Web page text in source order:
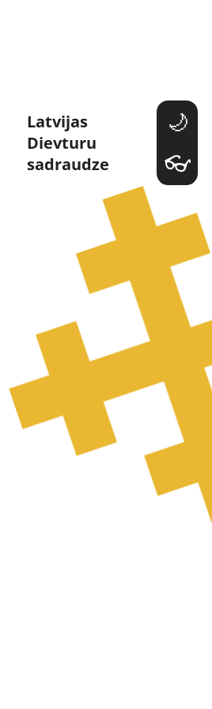
Dievturi un
Latvijas
Dievturu
sadraudze